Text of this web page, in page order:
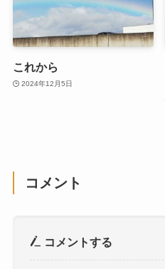
これから
2024年12月5日
コメント
コメントする